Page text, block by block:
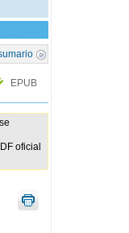
EPUB
oficial